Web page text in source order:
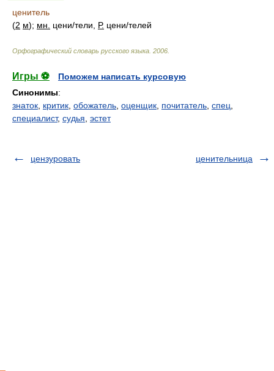
ценитель
(2 м); мн. цени/тели, Р. цени/телей
Орфографический словарь русского языка 2006
Игры ⚽
Поможем написать курсовую
Синонимы:
знаток критик обожатель оценщик почитатель спец
специалист, судья эстет
цензуровать ценительница